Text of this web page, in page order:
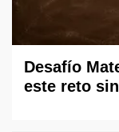
Desafío
este reto